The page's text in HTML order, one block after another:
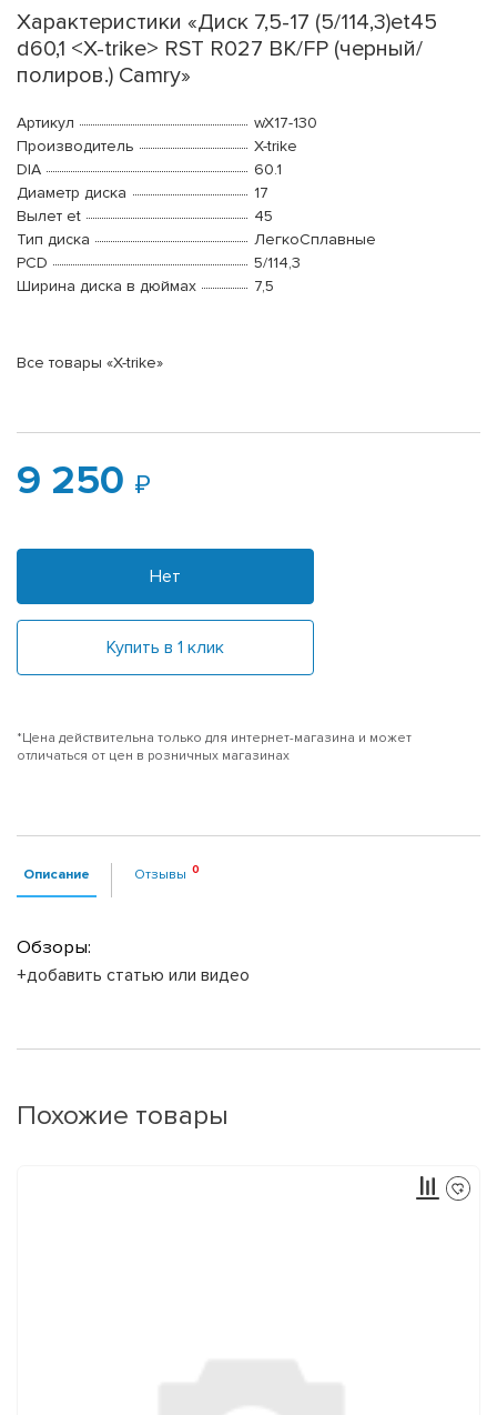
Характеристики «Диск 7,5-17 (5/114,3)et45
d60,1 <X-trike> RST R027 BK/FP (черный/
полиров.) Camry»
Артикул
wX17-130
Производитель
X-trike
DIA
60.1
Диаметр диска
17
Вылет et
45
Тип диска
ЛегкоСплавные
PCD
5/114,3
Ширина диска в дюймах
7,5
Все товары «X-trike»
9 250
Нет
Купить в 1 клик
*Цена действительна только для интернет-магазина и может
отличаться от цен в розничных магазинах
Описание Отзывы
Обзоры:
+добавить статью или видео
Похожие товары